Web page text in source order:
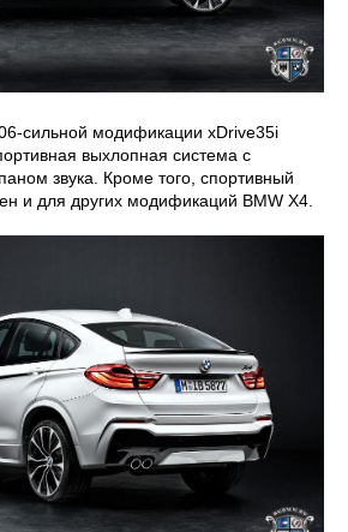
сильной модификации xDrive35i
выхлопная система с
звука. Кроме того, спортивный
и для других модификаций BMW X4.